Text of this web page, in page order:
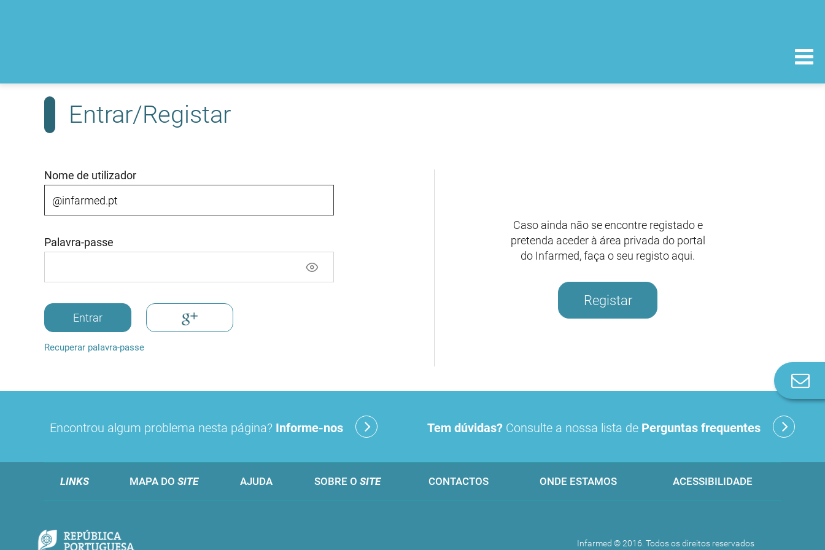
Entrar/Registar
Nome de utilizador
Palavra-passe
Entrar
Recuperar palavra-passe
Caso ainda não se encontre registado e
pretenda aceder à área privada do portal
do Infarmed, faça o seu registo aqui.
Registar
Encontrou algum problema nesta página? Informe-nos Tem dúvidas? Consulte a nossa lista de Perguntas frequentes
LINKS MAPA DO SITE AJUDA SOBRE O SITE CONTACTOS ONDE ESTAMOS ACESSIBILIDADE
Infarmed © 2016. Todos os direitos reservados